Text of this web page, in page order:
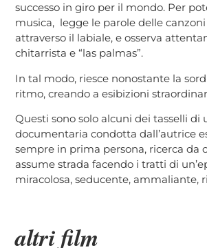
successo in giro per il mondo. Per
musica, legge le parole delle
attraverso il labiale, e osserva
chitarrista e “las palmas”.
In tal modo, riesce nonostante la
ritmo, creando a esibizioni
Questi sono solo alcuni dei tasselli di
documentaria condotta dall’autrice
sempre in prima persona, ricerca da
assume strada facendo i tratti di
miracolosa, seducente, ammaliante,
altri film